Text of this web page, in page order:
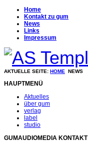
Home
Kontakt zu gum
News
Links
Impressum
AKTUELLE SEITE: HOME NEWS
HAUPTMENÜ
Aktuelles
über gum
verlag
label
studio
GUMAUDIOMEDIA KONTAKT